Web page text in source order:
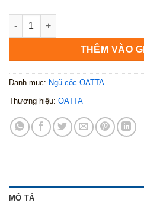
Yến mạch trái cây nho và chuối
THÊM VÀO
Danh mục: Ngũ cốc OATTA
Thương hiệu: OATTA
MÔ TẢ